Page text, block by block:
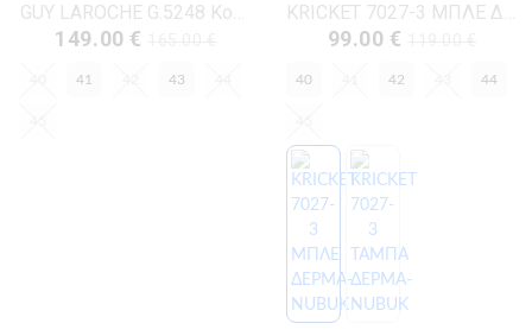
GUY LAROCHE G.5248 Κονιάκ Δέρμα
149.00 €
41 43
KRICKET 7027-3 ΜΠΛΕ ΔΕΡΜΑ-NUBUK
99.00 €
40 42 44